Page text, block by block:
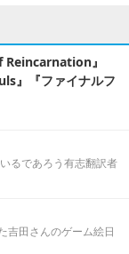
Reincarnation』
』『ファイナルフ
るであろう有志翻訳者
吉田さんのゲーム絵日